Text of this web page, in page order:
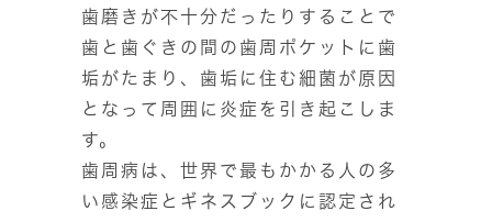
歯磨きが不十分だったりすることで
歯と歯ぐきの間の歯周ポケットに歯
垢がたまり、歯垢に住む細菌が原因
となって周囲に炎症を引き起こしま
す。
歯周病は、世界で最もかかる人の多
い感染症とギネスブックに認定され